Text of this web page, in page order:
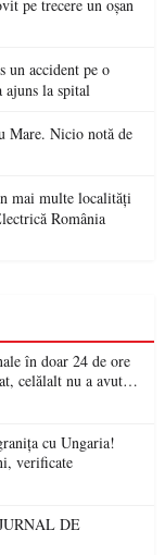
pe trecere un oșan
accident pe o
ajuns la spital
Mare. Nicio notă de
mai multe localități
România
în doar 24 de ore
celălalt nu a avut
cu Ungaria!
verificate
DE